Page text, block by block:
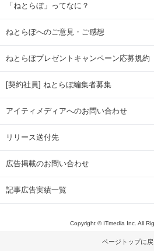
「ねとらぼ」ってなに？
ねとらぼへのご意見・ご感想
ねとらぼプレゼントキャンペーン応募規約
[契約社員] ねとらぼ編集者募集
アイティメディアへのお問い合わせ
リリース送付先
広告掲載のお問い合わせ
記事広告実績一覧
Copyright © ITmedia Inc. All
ページトップに戻